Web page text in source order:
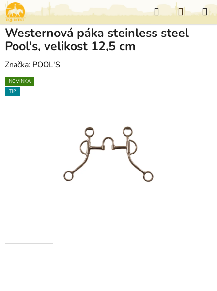
Přejít
na
obsah
Hledat
KOŠÍK
Westernová páka steinless steel
Pool's, velikost 12,5 cm
Značka: POOL'S
NOVINKA
TIP